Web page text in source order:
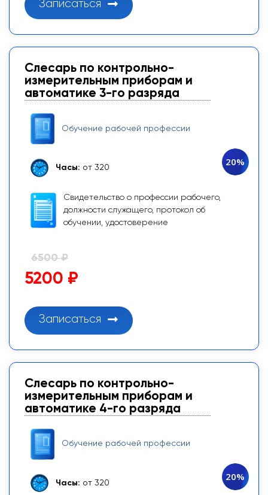
Записаться
Слесарь по контрольно-
измерительным приборам и
автоматике 3-го разряда
Обучение рабочей профессии
Часы: от 320
Свидетельство о профессии рабочего,
должности служащего, протокол об
обучении, удостоверение
20%
6500 ₽
5200 ₽
Записаться
Слесарь по контрольно-
измерительным приборам и
автоматике 4-го разряда
Обучение рабочей профессии
Часы: от 320
20%